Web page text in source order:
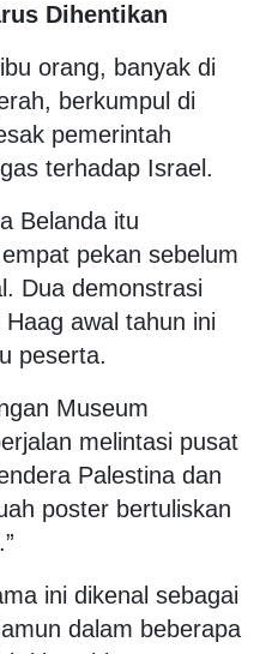
Dihentikan
orang, banyak di
berkumpul di
pemerintah
terhadap Israel.
Belanda itu
pekan sebelum
Dua demonstrasi
awal tahun ini
peserta.
Museum
melintasi pusat
Palestina dan
poster bertuliskan
ini dikenal sebagai
dalam beberapa